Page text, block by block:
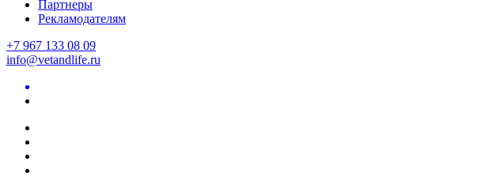
Партнеры
Рекламодателям
+7 967 133 08 09
info@vetandlife.ru